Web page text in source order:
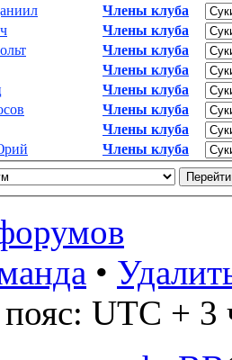
Члены клуба
Члены клуба
Члены клуба
Члены клуба
Члены клуба
Члены клуба
Члены клуба
Члены клуба
•
UTC + 3